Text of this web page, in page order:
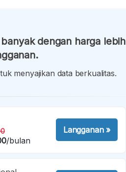
dengan harga lebih
menyajikan data berkualitas.
/bulan
Langganan»